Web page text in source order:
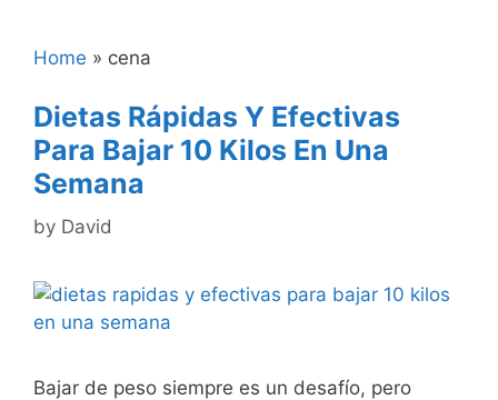
Home » cena
Dietas Rápidas Y Efectivas
Para Bajar 10 Kilos En Una
Semana
by David
Bajar de peso siempre es un desafío, pero